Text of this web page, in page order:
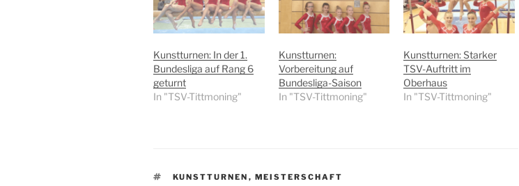
Kunstturnen: In der 1.
Bundesliga auf Rang 6
geturnt
In "TSV-Tittmoning"
Kunstturnen:
Vorbereitung auf
Bundesliga-Saison
In "TSV-Tittmoning"
Kunstturnen: Starker
TSV-Auftritt im
Oberhaus
In "TSV-Tittmoning"
SCHLAGWÖRTER
KUNSTTURNEN , MEISTERSCHAFT